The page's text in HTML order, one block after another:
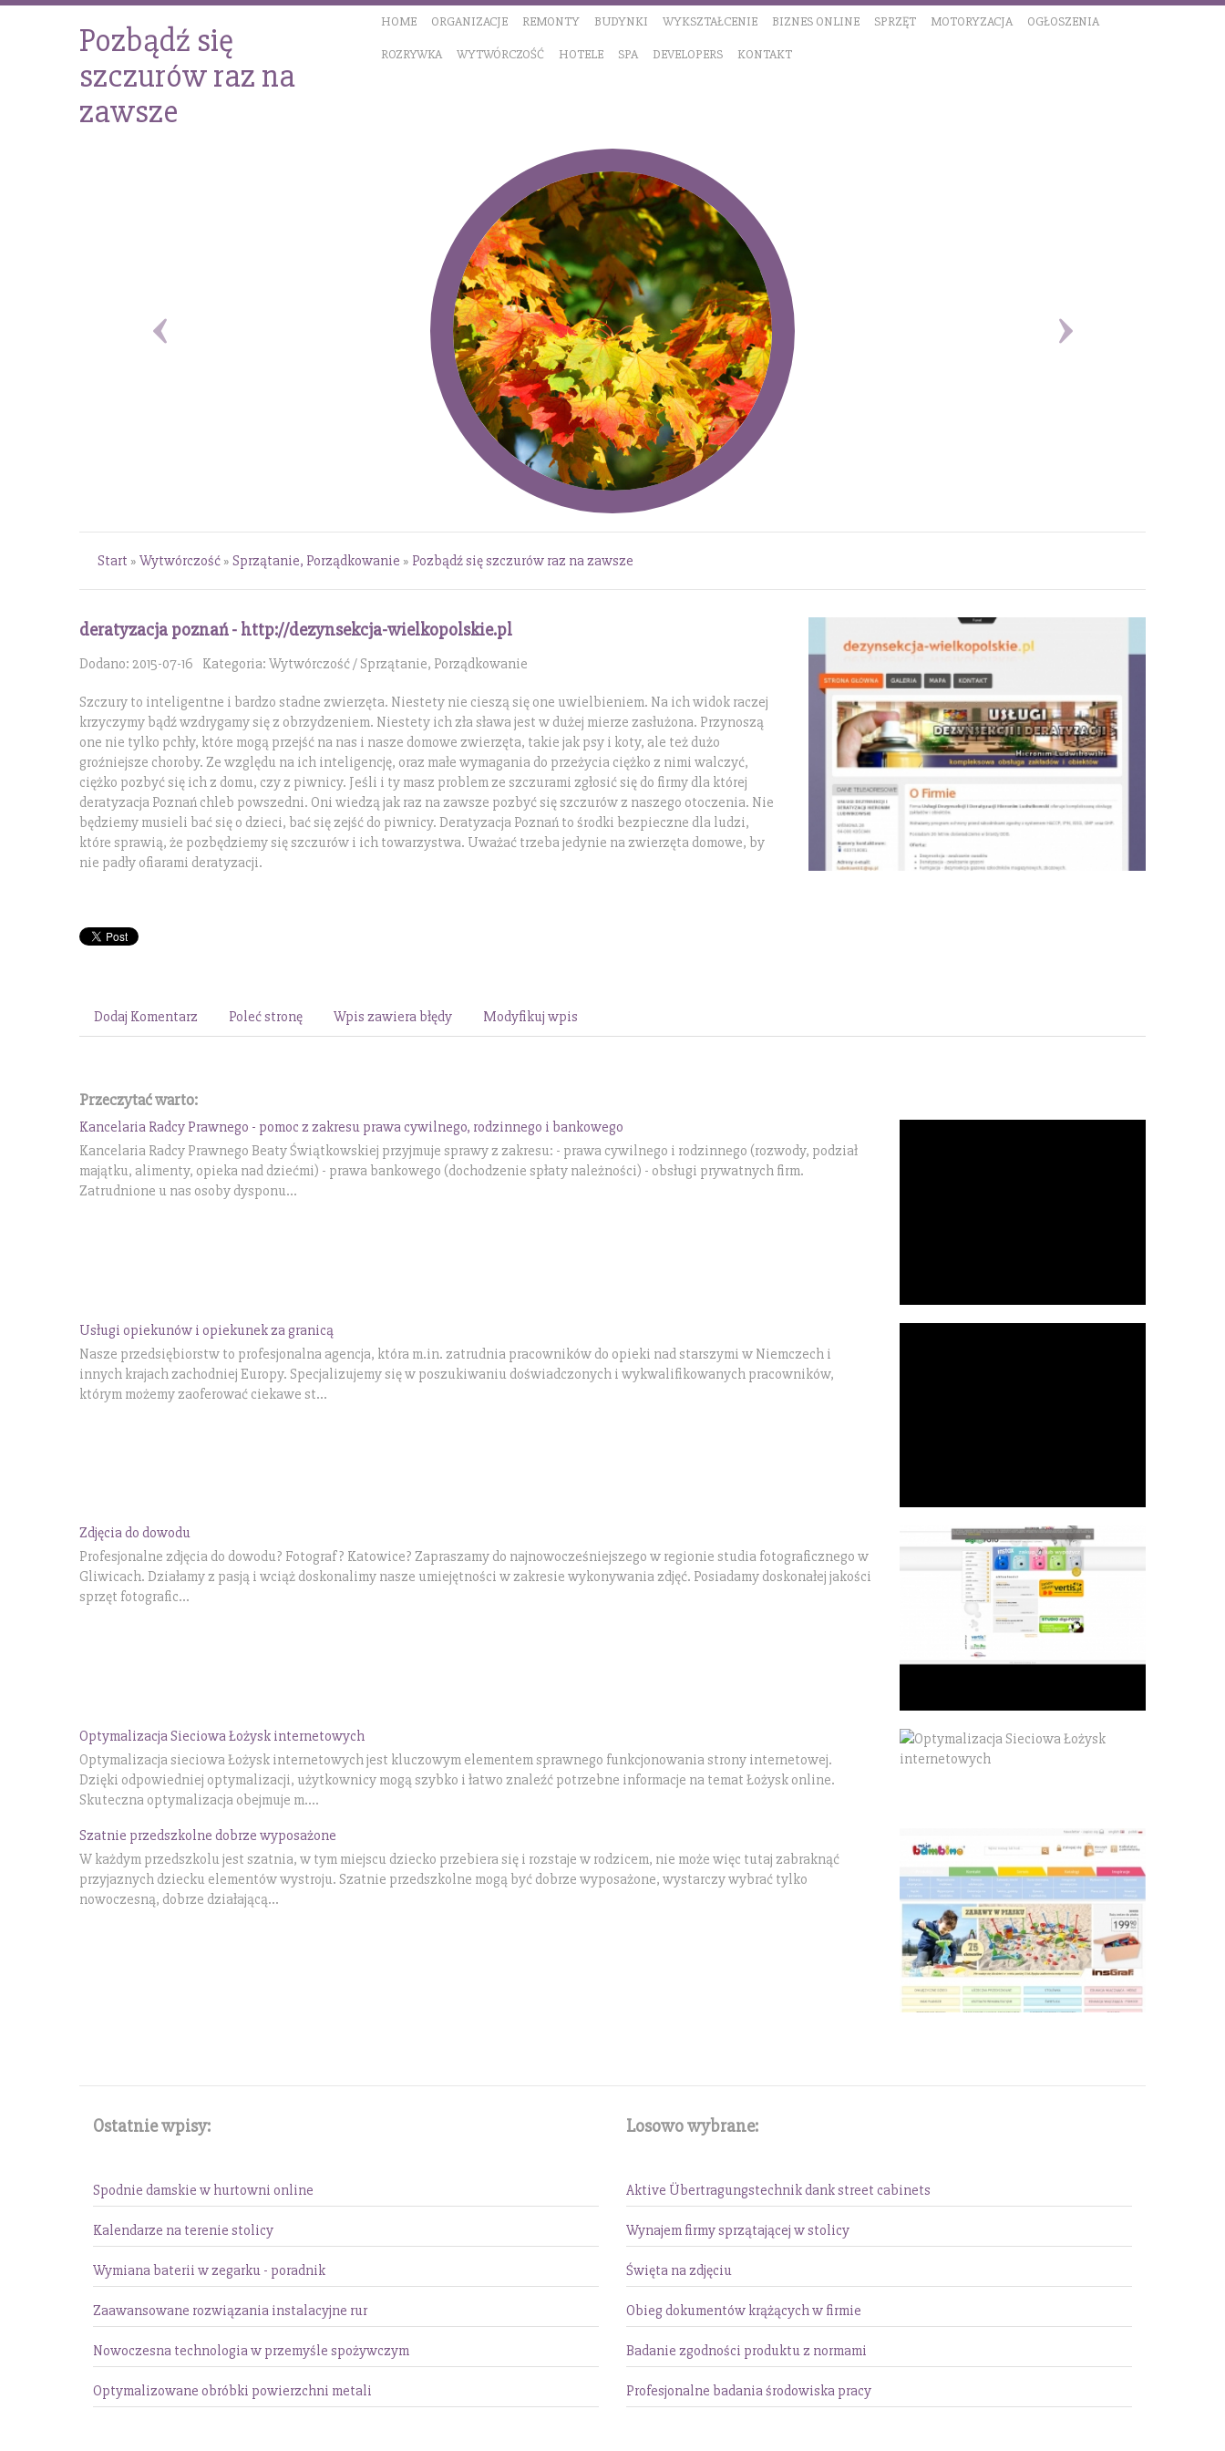
HOME ORGANIZACJE REMONTY BUDYNKI WYKSZTAŁCENIE BIZNES ONLINE SPRZĘT MOTORYZACJA OGŁOSZENIA
ROZRYWKA WYTWÓRCZOŚĆ HOTELE SPA DEVELOPERS KONTAKT
Pozbądź się
szczurów raz na
zawsze
Start » Wytwórczość » Sprzątanie, Porządkowanie » Pozbądź się szczurów raz na zawsze
deratyzacja poznań - http://dezynsekcja-wielkopolskie.pl
Dodano: 2015-07-16 Kategoria: Wytwórczość / Sprzątanie, Porządkowanie
Szczury to inteligentne i bardzo stadne zwierzęta. Niestety nie cieszą się one uwielbieniem. Na ich widok raczej
krzyczymy bądź wzdrygamy się z obrzydzeniem. Niestety ich zła sława jest w dużej mierze zasłużona. Przynoszą
one nie tylko pchły, które mogą przejść na nas i nasze domowe zwierzęta, takie jak psy i koty, ale też dużo
groźniejsze choroby. Ze względu na ich inteligencję, oraz małe wymagania do przeżycia ciężko z nimi walczyć,
ciężko pozbyć się ich z domu, czy z piwnicy. Jeśli i ty masz problem ze szczurami zgłosić się do firmy dla której
deratyzacja Poznań chleb powszedni. Oni wiedzą jak raz na zawsze pozbyć się szczurów z naszego otoczenia. Nie
będziemy musieli bać się o dzieci, bać się zejść do piwnicy. Deratyzacja Poznań to środki bezpieczne dla ludzi,
które sprawią, że pozbędziemy się szczurów i ich towarzystwa. Uważać trzeba jedynie na zwierzęta domowe, by
nie padły ofiarami deratyzacji.
Dodaj Komentarz Poleć stronę Wpis zawiera błędy Modyfikuj wpis
Przeczytać warto:
Kancelaria Radcy Prawnego - pomoc z zakresu prawa cywilnego, rodzinnego i bankowego
Kancelaria Radcy Prawnego Beaty Świątkowskiej przyjmuje sprawy z zakresu: - prawa cywilnego i rodzinnego (rozwody, podział
majątku, alimenty, opieka nad dziećmi) - prawa bankowego (dochodzenie spłaty należności) - obsługi prywatnych firm.
Zatrudnione u nas osoby dysponu...
Usługi opiekunów i opiekunek za granicą
Nasze przedsiębiorstw to profesjonalna agencja, która m.in. zatrudnia pracowników do opieki nad starszymi w Niemczech i
innych krajach zachodniej Europy. Specjalizujemy się w poszukiwaniu doświadczonych i wykwalifikowanych pracowników,
którym możemy zaoferować ciekawe st...
Zdjęcia do dowodu
Profesjonalne zdjęcia do dowodu? Fotograf? Katowice? Zapraszamy do najnowocześniejszego w regionie studia fotograficznego w
Gliwicach. Działamy z pasją i wciąż doskonalimy nasze umiejętności w zakresie wykonywania zdjęć. Posiadamy doskonałej jakości
sprzęt fotografic...
Optymalizacja Sieciowa Łożysk internetowych
Optymalizacja sieciowa Łożysk internetowych jest kluczowym elementem sprawnego funkcjonowania strony internetowej.
Dzięki odpowiedniej optymalizacji, użytkownicy mogą szybko i łatwo znaleźć potrzebne informacje na temat Łożysk online.
Skuteczna optymalizacja obejmuje m....
Szatnie przedszkolne dobrze wyposażone
W każdym przedszkolu jest szatnia, w tym miejscu dziecko przebiera się i rozstaje w rodzicem, nie może więc tutaj zabraknąć
przyjaznych dziecku elementów wystroju. Szatnie przedszkolne mogą być dobrze wyposażone, wystarczy wybrać tylko
nowoczesną, dobrze działającą...
Ostatnie wpisy:
Spodnie damskie w hurtowni online
Kalendarze na terenie stolicy
Wymiana baterii w zegarku - poradnik
Zaawansowane rozwiązania instalacyjne rur
Nowoczesna technologia w przemyśle spożywczym
Optymalizowane obróbki powierzchni metali
Losowo wybrane:
Aktive Übertragungstechnik dank street cabinets
Wynajem firmy sprzątającej w stolicy
Święta na zdjęciu
Obieg dokumentów krążących w firmie
Badanie zgodności produktu z normami
Profesjonalne badania środowiska pracy